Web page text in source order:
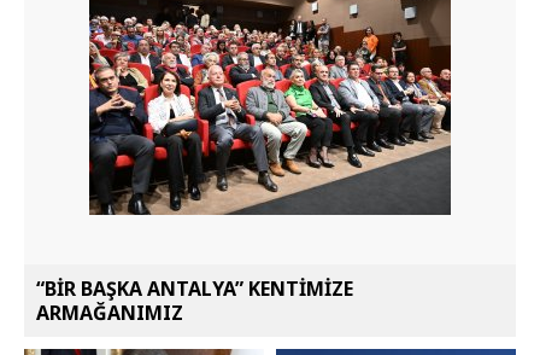
“BİR BAŞKA ANTALYA” KENTİMİZE
ARMAĞANIMIZ